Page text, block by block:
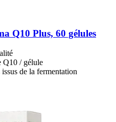
Q10 Plus, 60 gélules
Q10 / gélule
de la fermentation